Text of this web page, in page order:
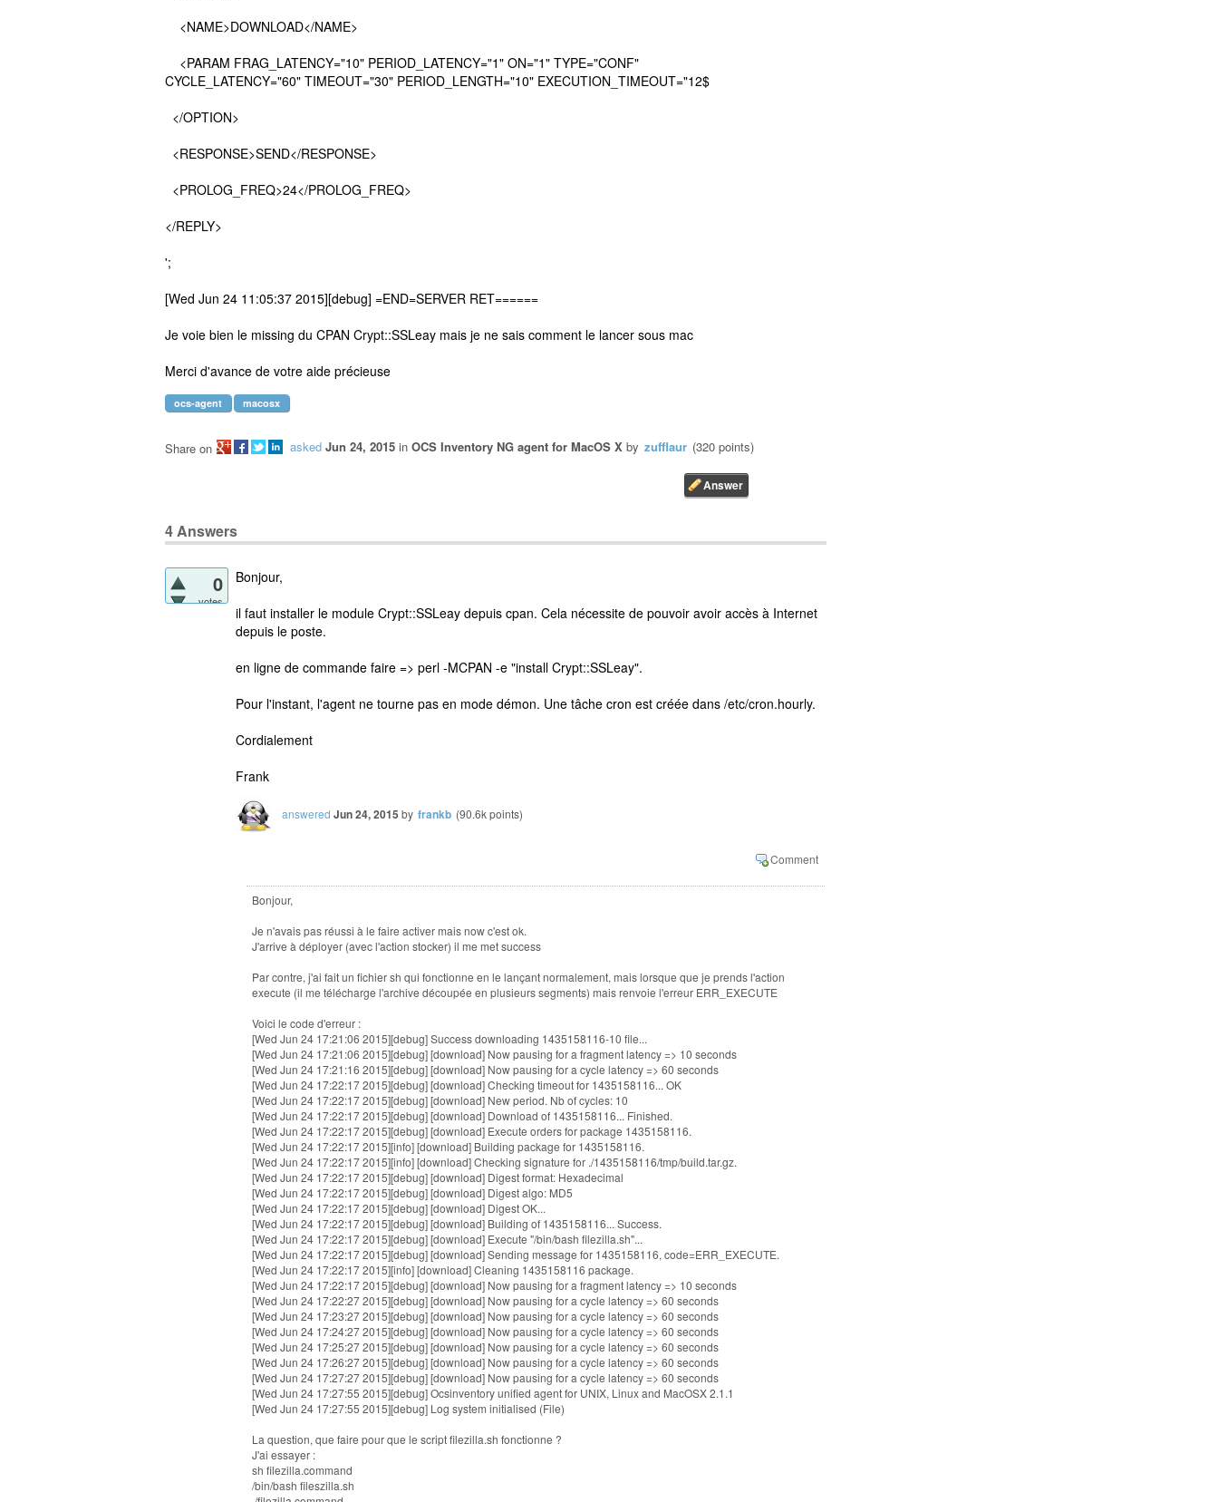
<NAME>DOWNLOAD</NAME>
<PARAM FRAG_LATENCY="10" PERIOD_LATENCY="1" ON="1" TYPE="CONF"
CYCLE_LATENCY="60" TIMEOUT="30" PERIOD_LENGTH="10" EXECUTION_TIMEOUT="12$
</OPTION>
<RESPONSE>SEND</RESPONSE>
<PROLOG_FREQ>24</PROLOG_FREQ>
</REPLY>
';
[Wed Jun 24 11:05:37 2015][debug] =END=SERVER RET======
Je voie bien le missing du CPAN Crypt::SSLeay mais je ne sais comment le lancer sous mac
Merci d'avance de votre aide précieuse
ocs-agent macosx
asked Jun 24, 2015 in OCS Inventory NG agent for MacOS X by zufflaur (320 points)
Share on
4Answers
0
votes
Bonjour,
il faut installer le module Crypt::SSLeay depuis cpan. Cela nécessite de pouvoir avoir accès à Internet
depuis le poste.
en ligne de commande faire => perl -MCPAN -e "install Crypt::SSLeay".
Pour l'instant, l'agent ne tourne pas en mode démon. Une tâche cron est créée dans /etc/cron.hourly.
Cordialement
Frank
answered Jun 24, 2015 by frankb (90.6kpoints)
Bonjour,
Je n'avais pas réussi à le faire activer mais now c'est ok.
J'arrive à déployer (avec l'action stocker) il me met success
Par contre, j'ai fait un fichier sh qui fonctionne en le lançant normalement, mais lorsque que je prends l'action
execute (il me télécharge l'archive découpée en plusieurs segments) mais renvoie l'erreur ERR_EXECUTE
Voici le code d'erreur :
[Wed Jun 24 17:21:06 2015][debug] Success downloading 1435158116-10 file...
[Wed Jun 24 17:21:06 2015][debug] [download] Now pausing for a fragment latency => 10 seconds
[Wed Jun 24 17:21:16 2015][debug] [download] Now pausing for a cycle latency => 60 seconds
[Wed Jun 24 17:22:17 2015][debug] [download] Checking timeout for 1435158116... OK
[Wed Jun 24 17:22:17 2015][debug] [download] New period. Nb of cycles: 10
[Wed Jun 24 17:22:17 2015][debug] [download] Download of 1435158116... Finished.
[Wed Jun 24 17:22:17 2015][debug] [download] Execute orders for package 1435158116.
[Wed Jun 24 17:22:17 2015][info] [download] Building package for 1435158116.
[Wed Jun 24 17:22:17 2015][info] [download] Checking signature for ./1435158116/tmp/build.tar.gz.
[Wed Jun 24 17:22:17 2015][debug] [download] Digest format: Hexadecimal
[Wed Jun 24 17:22:17 2015][debug] [download] Digest algo: MD5
[Wed Jun 24 17:22:17 2015][debug] [download] Digest OK...
[Wed Jun 24 17:22:17 2015][debug] [download] Building of 1435158116... Success.
[Wed Jun 24 17:22:17 2015][debug] [download] Execute "/bin/bash filezilla.sh"...
[Wed Jun 24 17:22:17 2015][debug] [download] Sending message for 1435158116, code=ERR_EXECUTE.
[Wed Jun 24 17:22:17 2015][info] [download] Cleaning 1435158116 package.
[Wed Jun 24 17:22:17 2015][debug] [download] Now pausing for a fragment latency => 10 seconds
[Wed Jun 24 17:22:27 2015][debug] [download] Now pausing for a cycle latency => 60 seconds
[Wed Jun 24 17:23:27 2015][debug] [download] Now pausing for a cycle latency => 60 seconds
[Wed Jun 24 17:24:27 2015][debug] [download] Now pausing for a cycle latency => 60 seconds
[Wed Jun 24 17:25:27 2015][debug] [download] Now pausing for a cycle latency => 60 seconds
[Wed Jun 24 17:26:27 2015][debug] [download] Now pausing for a cycle latency => 60 seconds
[Wed Jun 24 17:27:27 2015][debug] [download] Now pausing for a cycle latency => 60 seconds
[Wed Jun 24 17:27:55 2015][debug] Ocsinventory unified agent for UNIX, Linux and MacOSX 2.1.1
[Wed Jun 24 17:27:55 2015][debug] Log system initialised (File)
La question, que faire pour que le script filezilla.sh fonctionne ?
J'ai essayer :
sh filezilla.command
/bin/bash fileszilla.sh